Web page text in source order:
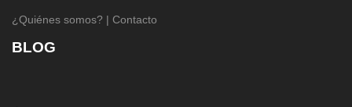
¿Quiénes somos? | Contacto
BLOG